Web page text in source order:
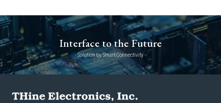
Interface to the Future
- Solution by Smart Connectivity -